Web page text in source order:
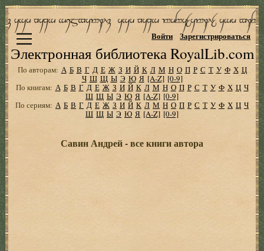
Электронная библиотека RoyalLib.com
Войти Зарегистрироваться
По авторам: А Б В Г Д Е Ж З И Й К Л М Н О П Р С Т У Ф Х Ц
Ч Ш Щ Ы Э Ю Я [A-Z] [0-9]
По книгам: А Б В Г Д Е Ж З И Й К Л М Н О П Р С Т У Ф Х Ц Ч
Ш Щ Ы Э Ю Я [A-Z] [0-9]
По сериям: А Б В Г Д Е Ж З И Й К Л М Н О П Р С Т У Ф Х Ц Ч
Ш Щ Ы Э Ю Я [A-Z] [0-9]
Савин Андрей - все книги автора